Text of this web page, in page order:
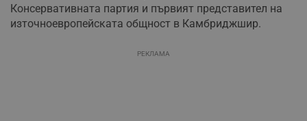
Консервативната партия и първият представител на
източноевропейската общност в Камбриджшир.
РЕКЛАМА